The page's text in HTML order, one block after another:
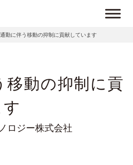
通勤に伴う移動の抑制に貢献しています
移動の抑制に貢
ロジー株式会社